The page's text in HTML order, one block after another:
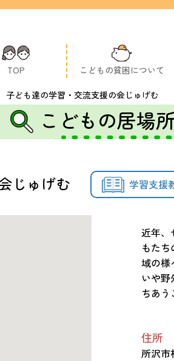
TOP こどもの貧困について
子ども達の学習・交流支援の会じゅげむ
こどもの居場
じゅげむ 学習支援
近年、
もた
域の様
いや
ちあう
住所
所沢市